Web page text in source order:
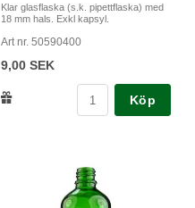
Klar glasflaska (s.k. pipettflaska) med
18 mm hals. Exkl kapsyl.
Art nr. 50590400
9,00 SEK
Köp